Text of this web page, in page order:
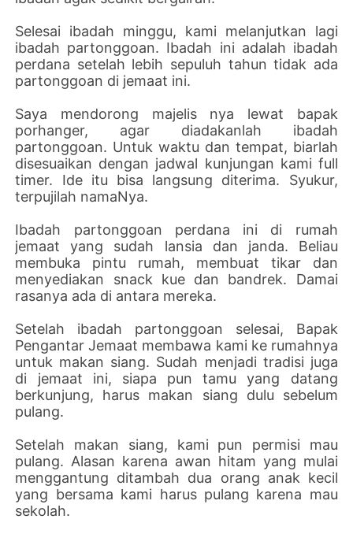
Selesai ibadah minggu, kami melanjutkan lagi
ibadah partonggoan. Ibadah ini adalah ibadah
perdana setelah lebih sepuluh tahun tidak ada
partonggoan di jemaat ini.
Saya mendorong majelis nya lewat bapak
porhanger, agar diadakanlah ibadah
partonggoan. Untuk waktu dan tempat, biarlah
disesuaikan dengan jadwal kunjungan kami full
timer. Ide itu bisa langsung diterima. Syukur,
terpujilah namaNya.
Ibadah partonggoan perdana ini di rumah
jemaat yang sudah lansia dan janda. Beliau
membuka pintu rumah, membuat tikar dan
menyediakan snack kue dan bandrek. Damai
rasanya ada di antara mereka.
Setelah ibadah partonggoan selesai, Bapak
Pengantar Jemaat membawa kami ke rumahnya
untuk makan siang. Sudah menjadi tradisi juga
di jemaat ini, siapa pun tamu yang datang
berkunjung, harus makan siang dulu sebelum
pulang.
Setelah makan siang, kami pun permisi mau
pulang. Alasan karena awan hitam yang mulai
menggantung ditambah dua orang anak kecil
yang bersama kami harus pulang karena mau
sekolah.